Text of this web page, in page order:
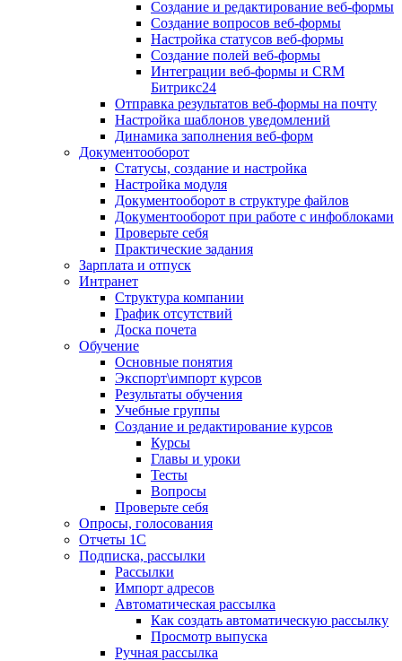
Создание и редактирование веб-формы
Создание вопросов веб-формы
Настройка статусов веб-формы
Создание полей веб-формы
Интеграции веб-формы и CRM
Битрикс24
Отправка результатов веб-формы на почту
Настройка шаблонов уведомлений
Динамика заполнения веб-форм
Документооборот
Статусы, создание и настройка
Настройка модуля
Документооборот в структуре файлов
Документооборот при работе с инфоблоками
Проверьте себя
Практические задания
Зарплата и отпуск
Интранет
Структура компании
График отсутствий
Доска почета
Обучение
Основные понятия
Экспорт\импорт курсов
Результаты обучения
Учебные группы
Создание и редактирование курсов
Курсы
Главы и уроки
Тесты
Вопросы
Проверьте себя
Опросы, голосования
Отчеты 1С
Подписка, рассылки
Рассылки
Импорт адресов
Автоматическая рассылка
Как создать автоматическую рассылку
Просмотр выпуска
Ручная рассылка